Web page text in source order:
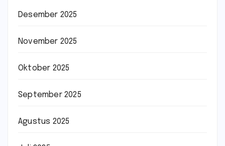
Desember 2025
November 2025
Oktober 2025
September 2025
Agustus 2025